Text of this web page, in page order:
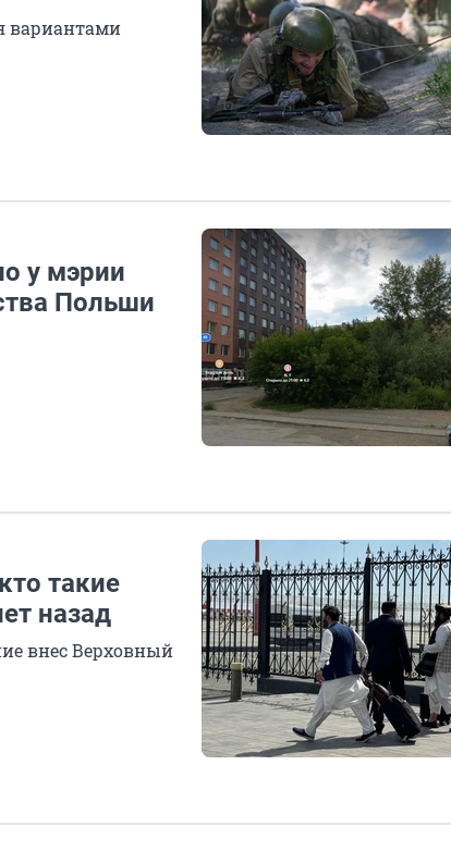
вариантами
у мэрии
Польши
такие
назад
внес Верховный